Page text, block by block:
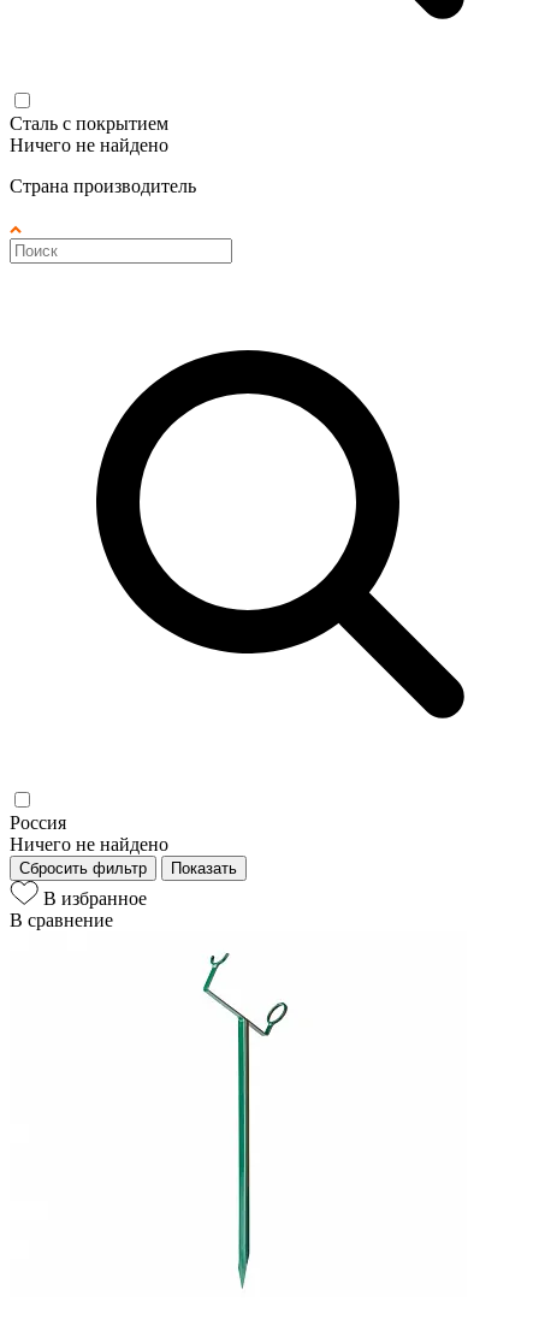
Сталь с покрытием
Ничего не найдено
Страна производитель
Россия
Ничего не найдено
Сбросить фильтр Показать
В избранное
В сравнение